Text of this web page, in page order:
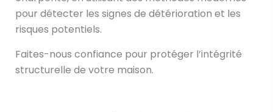
pour détecter les signes de détérioration et les
risques potentiels.
Faites-nous confiance pour protéger l’intégrité
structurelle de votre maison.